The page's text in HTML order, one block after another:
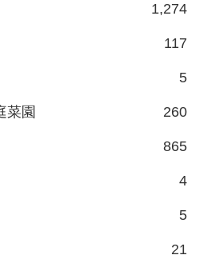
1,274
117
5
菜園 260
865
4
5
21